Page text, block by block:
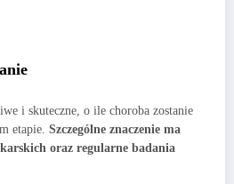
i skuteczne, o ile choroba zostanie
etapie. Szczególne znaczenie ma
oraz regularne badania